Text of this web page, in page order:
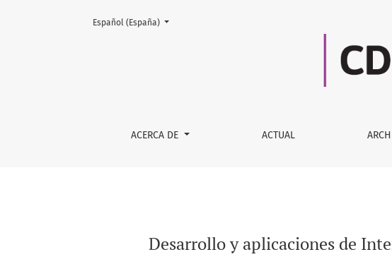
Desarrollo y aplicaciones de Interfaces Cerebro-
ACERCA DE ACTUAL
Cambiar el idioma. El actual es:
Español (España)
Desarrollo y aplicaciones de